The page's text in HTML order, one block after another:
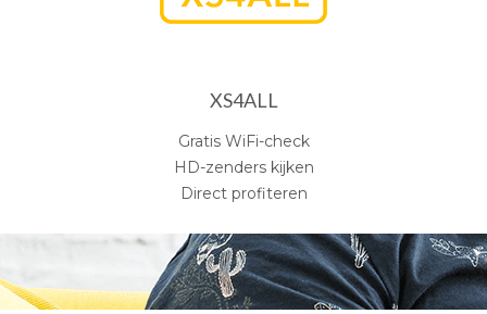
XS4ALL
Gratis WiFi-check
HD-zenders kijken
Direct profiteren